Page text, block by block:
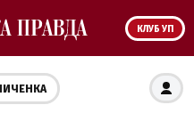
КЛУБ УП